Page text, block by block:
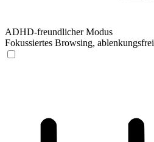
ADHD-freundlicher Modus
Fokussiertes Browsing, ablenkungsfrei